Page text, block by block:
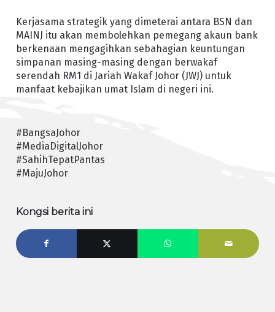
Kerjasama strategik yang dimeterai antara BSN dan
MAINJ itu akan membolehkan pemegang akaun bank
berkenaan mengagihkan sebahagian keuntungan
simpanan masing-masing dengan berwakaf
serendah RM1 di Jariah Wakaf Johor (JWJ) untuk
manfaat kebajikan umat Islam di negeri ini.
#BangsaJohor
#MediaDigitalJohor
#SahihTepatPantas
#MajuJohor
Kongsi berita ini